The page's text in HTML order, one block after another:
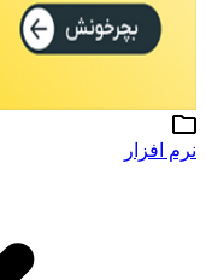
نرم افزار